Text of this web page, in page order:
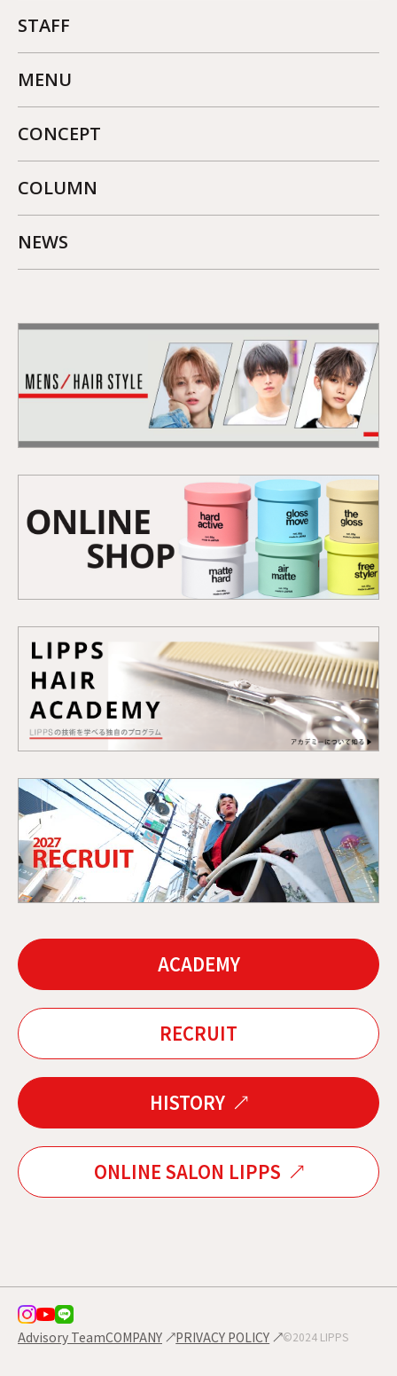
STAFF
MENU
CONCEPT
COLUMN
NEWS
ACADEMY
RECRUIT
HISTORY
ONLINE SALON LIPPS
Advisory TeamCOMPANY PRIVACY POLICY ©2024 LIPPS